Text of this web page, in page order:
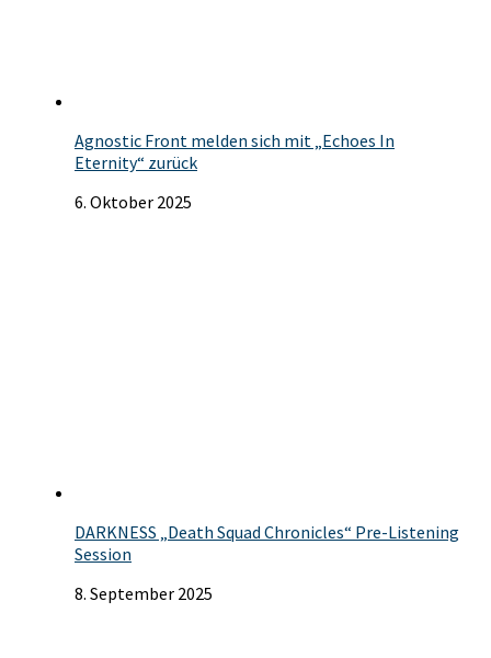
Agnostic Front melden sich mit „Echoes In
Eternity“ zurück
6. Oktober 2025
DARKNESS „Death Squad Chronicles“ Pre-Listening
Session
8. September 2025